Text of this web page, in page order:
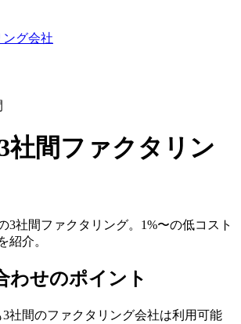
グ会社
社間ファクタリン
3社間ファクタリング。1%〜の低コスト
紹介。
わせのポイント
3社間のファクタリング会社は利用可能